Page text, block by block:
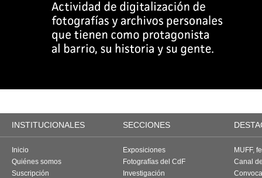
INSTITUCIONALES SECCIONES
Inicio
Quiénes somos
Suscripción
Exposiciones
Fotografías del CdF
Investigación
MUFF,
Canal